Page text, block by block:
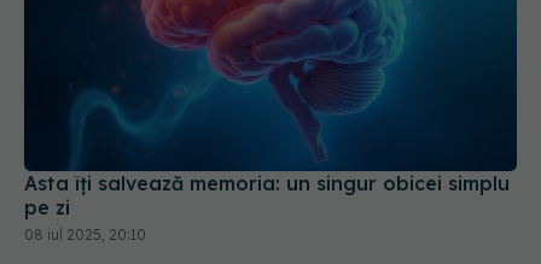
Asta îți salvează memoria: un singur obicei simplu